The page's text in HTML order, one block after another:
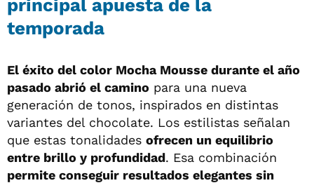
principal apuesta de la
temporada
El éxito del color Mocha Mousse durante el año
pasado abrió el camino para una nueva
generación de tonos, inspirados en distintas
variantes del chocolate. Los estilistas señalan
que estas tonalidades ofrecen un equilibrio
entre brillo y profundidad. Esa combinación
permite conseguir resultados elegantes sin